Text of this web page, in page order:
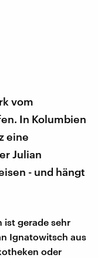
vom
In Kolumbien
eine
Julian
- und hängt
ist gerade sehr
Ignatowitsch aus
oder